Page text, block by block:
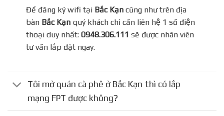
Để đăng ký wifi tạiBắc Kạncũng như trên địa
bànBắc Kạnquý khách chỉ cần liên hệ 1 số điện
thoại duy nhất:0948.306.111 sẽ được nhân viên
tư vấn lắp đặt ngay.
Tôi mở quán cà phê ở Bắc Kạn thì có lắp
mạng FPT được không?